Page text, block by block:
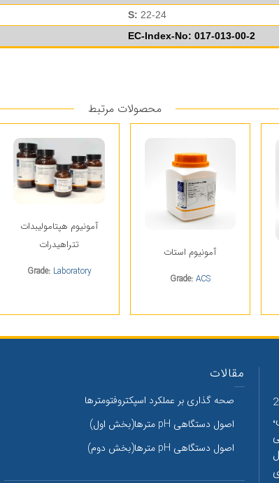
S: 22-24
EC-Index-No: 017-013-00-2
محصولات مرتبط
آمونیوم استات
Grade: ACS
آمونیوم هپتامولیبدات
تتراهیدرات
Grade: Laboratory
بیش از 20
مقالات
صحه گذاری بر عملکرد اسپکتروفتومترها
اصول دستگاهی pH مترها(بخش اول)
اصول دستگاهی pH مترها(بخش دوم)